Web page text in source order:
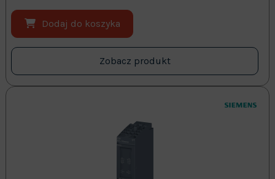
Dodaj do koszyka
Zobacz produkt